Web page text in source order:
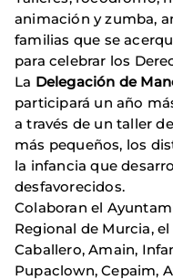
animación y zumba,
familias que se
para celebrar los
La Delegación de
participará un año
a través de un taller
más pequeños, los
la infancia que
desfavorecidos.
Colaboran el
Regional de Murcia,
Caballero, Amain,
Pupaclown, Cepaim,